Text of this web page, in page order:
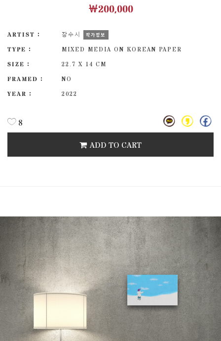
￦200,000
ARTIST : 장수시 작가정보
TYPE :
MIXED MEDIA ON KOREAN PAPER
SIZE :
22.7 X 14 CM
FRAMED :
NO
YEAR :
2022
8
ADD TO CART